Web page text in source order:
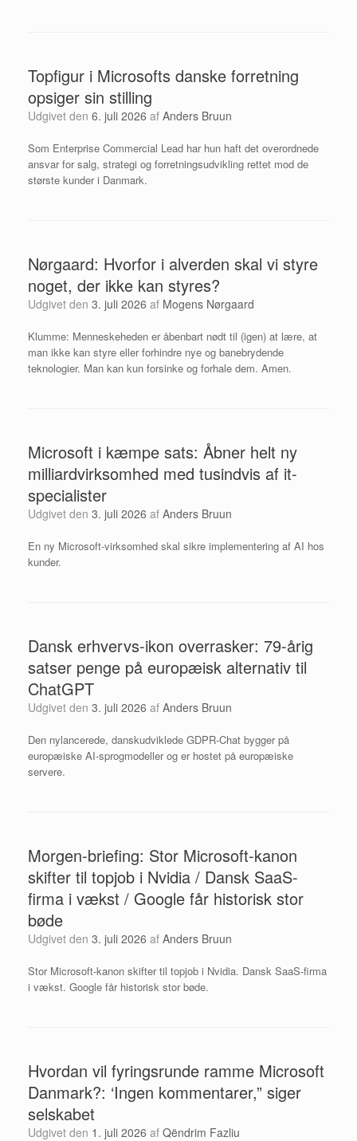
Topfigur i Microsofts danske forretning
opsiger sin stilling
Udgivet den 6. juli 2026 af Anders Bruun
Som Enterprise Commercial Lead har hun haft det overordnede
ansvar for salg, strategi og forretningsudvikling rettet mod de
største kunder i Danmark.
Nørgaard: Hvorfor i alverden skal vi styre
noget, der ikke kan styres?
Udgivet den 3. juli 2026 af Mogens Nørgaard
Klumme: Menneskeheden er åbenbart nødt til (igen) at lære, at
man ikke kan styre eller forhindre nye og banebrydende
teknologier. Man kan kun forsinke og forhale dem. Amen.
Microsoft i kæmpe sats: Åbner helt ny
milliardvirksomhed med tusindvis af it-
specialister
Udgivet den 3. juli 2026 af Anders Bruun
En ny Microsoft-virksomhed skal sikre implementering af AI hos
kunder.
Dansk erhvervs-ikon overrasker: 79-årig
satser penge på europæisk alternativ til
ChatGPT
Udgivet den 3. juli 2026 af Anders Bruun
Den nylancerede, danskudviklede GDPR-Chat bygger på
europæiske AI-sprogmodeller og er hostet på europæiske
servere.
Morgen-briefing: Stor Microsoft-kanon
skifter til topjob i Nvidia / Dansk SaaS-
firma i vækst / Google får historisk stor
bøde
Udgivet den 3. juli 2026 af Anders Bruun
Stor Microsoft-kanon skifter til topjob i Nvidia. Dansk SaaS-firma
i vækst. Google får historisk stor bøde.
Hvordan vil fyringsrunde ramme Microsoft
Danmark?: ‘Ingen kommentarer,” siger
selskabet
Udgivet den 1. juli 2026 af Qëndrim Fazliu